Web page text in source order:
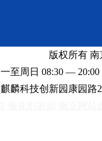
版权所有
至周日 08:30 —
麟科技创新园康园